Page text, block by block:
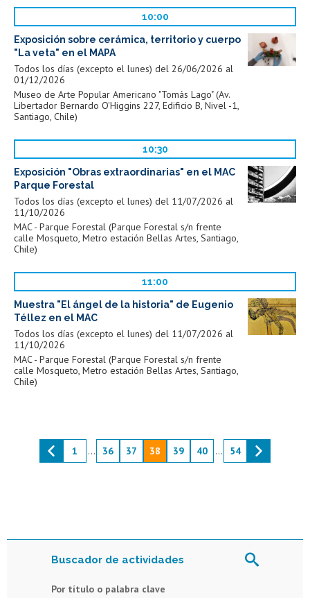
Buscador de actividades
Por título o palabra clave
10:00
Exposición sobre cerámica, territorio y cuerpo
"La veta" en el MAPA
Todos los días (excepto el lunes) del 26/06/2026 al
01/12/2026
Museo de Arte Popular Americano "Tomás Lago" (Av.
Libertador Bernardo O'Higgins 227, Edificio B, Nivel -1,
Santiago, Chile)
10:30
Exposición "Obras extraordinarias" en el MAC
Parque Forestal
Todos los días (excepto el lunes) del 11/07/2026 al
11/10/2026
MAC - Parque Forestal (Parque Forestal s/n frente
calle Mosqueto, Metro estación Bellas Artes, Santiago,
Chile)
11:00
Muestra "El ángel de la historia" de Eugenio
Téllez en el MAC
Todos los días (excepto el lunes) del 11/07/2026 al
11/10/2026
MAC - Parque Forestal (Parque Forestal s/n frente
calle Mosqueto, Metro estación Bellas Artes, Santiago,
Chile)
1 ... 36 37 38 39 40 ... 54